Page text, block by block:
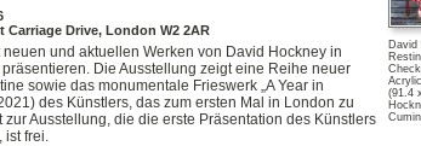
David
(91.4
Carriage Drive, London W2 2AR
neuen und aktuellen Werken von David Hockney in
Die Ausstellung zeigt eine Reihe neuer
sowie das monumentale Frieswerk „A Year in
des Künstlers, das zum ersten Mal in London zu
zur Ausstellung, die die erste Präsentation des Künstlers
ist frei.